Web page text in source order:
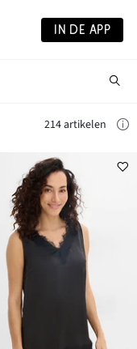
IN DE APP
je?
214 artikelen